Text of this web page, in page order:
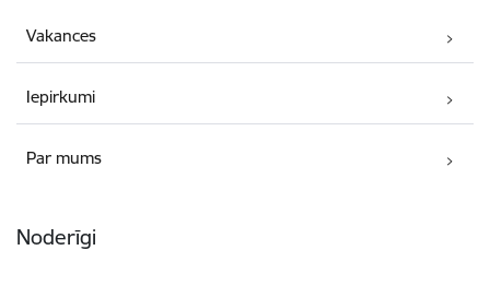
Vakances
Iepirkumi
Par mums
Noderīgi